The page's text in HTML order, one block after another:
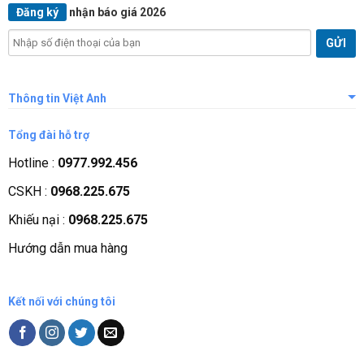
Đăng ký nhận báo giá 2026
Thông tin Việt Anh
Giới thiệu công ty
Tầm nhìn sứ mệnh
Quá trình phát triển
Các chứng nhận
Liên hệ, góp ý
Tổng đài hỗ trợ
Hotline : 0977.992.456
CSKH : 0968.225.675
Khiếu nại : 0968.225.675
Hướng dẫn mua hàng
Kết nối với chúng tôi